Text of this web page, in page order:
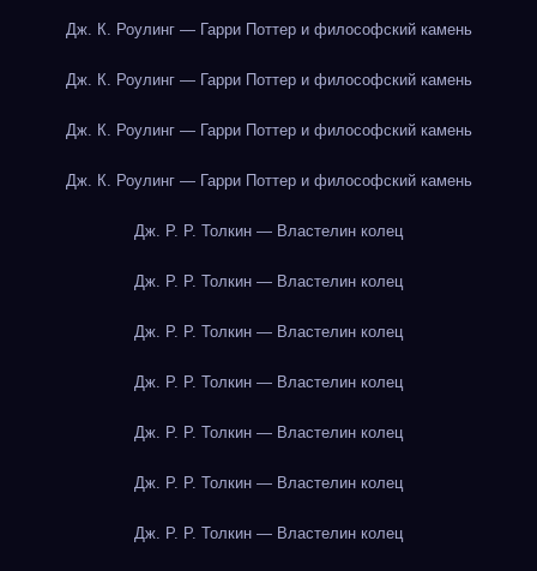
Дж. К. Роулинг — Гарри Поттер и философский камень
Дж. К. Роулинг — Гарри Поттер и философский камень
Дж. К. Роулинг — Гарри Поттер и философский камень
Дж. К. Роулинг — Гарри Поттер и философский камень
Дж. Р. Р. Толкин — Властелин колец
Дж. Р. Р. Толкин — Властелин колец
Дж. Р. Р. Толкин — Властелин колец
Дж. Р. Р. Толкин — Властелин колец
Дж. Р. Р. Толкин — Властелин колец
Дж. Р. Р. Толкин — Властелин колец
Дж. Р. Р. Толкин — Властелин колец